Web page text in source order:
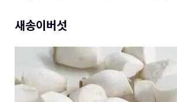
새송이버섯